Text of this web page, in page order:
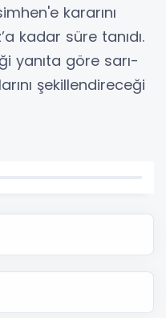
kararını
kadar süre tanıdı.
yanıta göre sarı-
şekillendireceği